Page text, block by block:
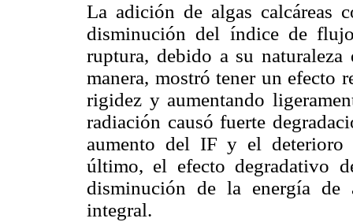
La adición de algas calcáreas
disminución del índice de
ruptura, debido a su
manera, mostró tener un efecto
rigidez y aumentando
radiación causó fuerte
aumento del IF y el deterioro
último, el efecto degradativo
disminución de la energía
integral.